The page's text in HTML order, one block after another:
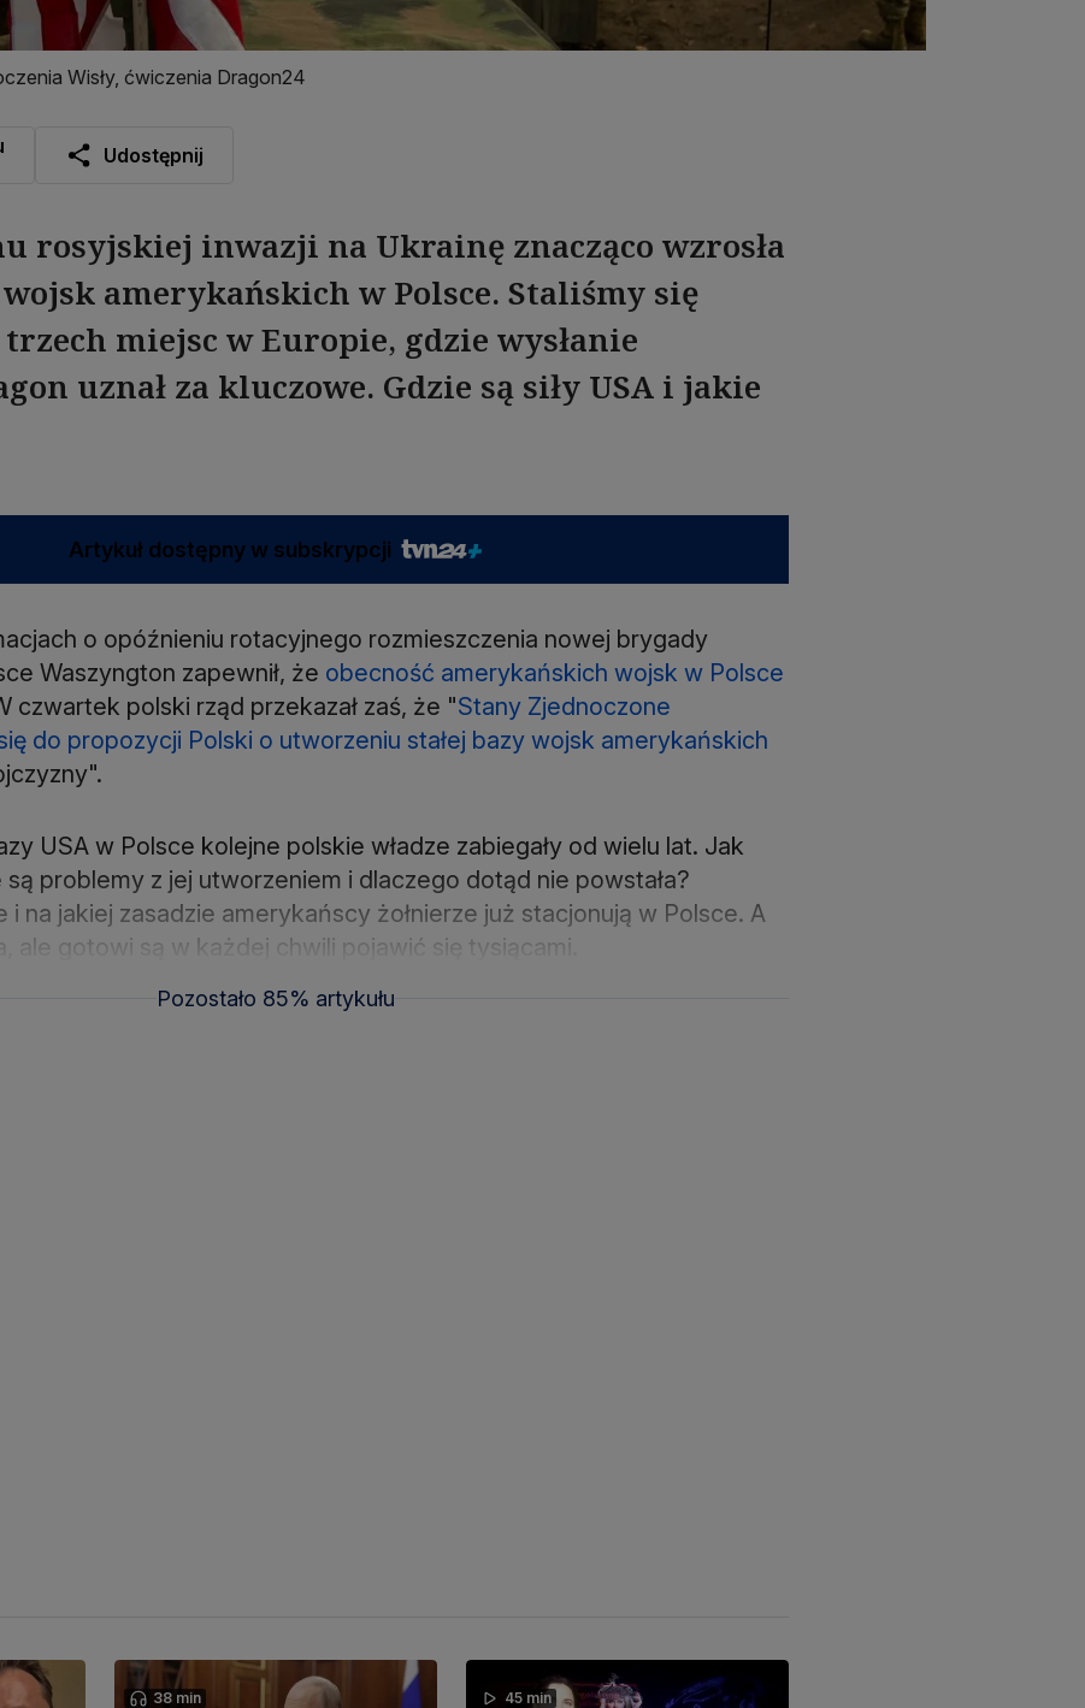
Wisły, ćwiczenia Dragon24
Udostępnij
rosyjskiej inwazji na Ukrainę znacząco wzrosła
wojsk amerykańskich w Polsce. Staliśmy się
miejsc w Europie, gdzie wysłanie
uznał za kluczowe. Gdzie są siły USA i jakie
Artykuł dostępny w subskrypcji
o opóźnieniu rotacyjnego rozmieszczenia nowej brygady
Waszyngton zapewnił, że obecność amerykańskich wojsk w Polsce
czwartek polski rząd przekazał zaś, że "Stany Zjednoczone
do propozycji Polski o utworzeniu stałej bazy wojsk amerykańskich
USA w Polsce kolejne polskie władze zabiegały od wielu lat. Jak
są problemy z jej utworzeniem i dlaczego dotąd nie powstała?
i na jakiej zasadzie amerykańscy żołnierze już stacjonują w Polsce. A
ale gotowi są w każdej chwili pojawić się tysiącami.
Pozostało 85% artykułu
38 min 45 min